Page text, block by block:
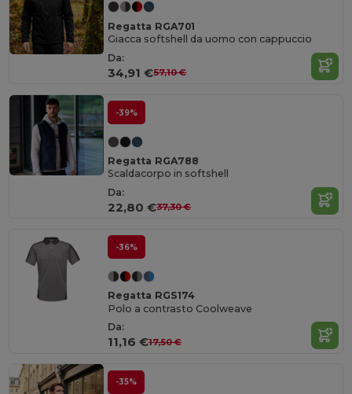
Regatta RGA701
Giacca softshell da uomo con cappuccio
Da:
34,91 €57,10 €
-39%
Regatta RGA788
Scaldacorpo in softshell
Da:
22,80 €37,30 €
-36%
Regatta RGS174
Polo a contrasto Coolweave
Da:
11,16 €17,50 €
-35%